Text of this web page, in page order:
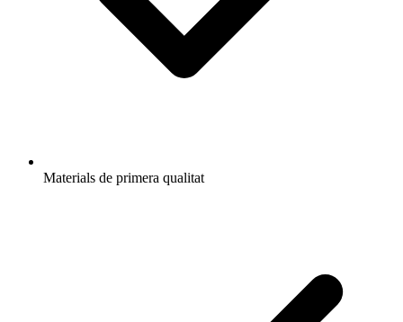
Materials de primera qualitat